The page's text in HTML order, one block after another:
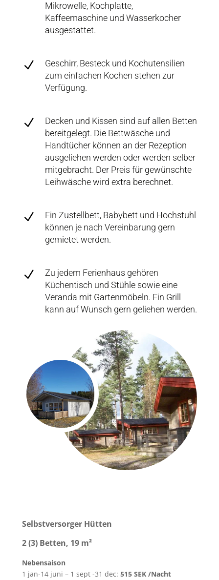
Mikrowelle, Kochplatte,
Kaffeemaschine und Wasserkocher
ausgestattet.
N
Geschirr, Besteck und Kochutensilien
zum einfachen Kochen stehen zur
Verfügung.
N
Decken und Kissen sind auf allen Betten
bereitgelegt. Die Bettwäsche und
Handtücher können an der Rezeption
ausgeliehen werden oder werden selber
mitgebracht. Der Preis für gewünschte
Leihwäsche wird extra berechnet.
N
Ein Zustellbett, Babybett und Hochstuhl
können je nach Vereinbarung gern
gemietet werden.
N
Zu jedem Ferienhaus gehören
Küchentisch und Stühle sowie eine
Veranda mit Gartenmöbeln. Ein Grill
kann auf Wunsch gern geliehen werden.
Selbstversorger Hütten
2 (3) Betten, 19 m²
Nebensaison
1 jan-14 juni – 1 sept -31 dec: 515 SEK /Nacht